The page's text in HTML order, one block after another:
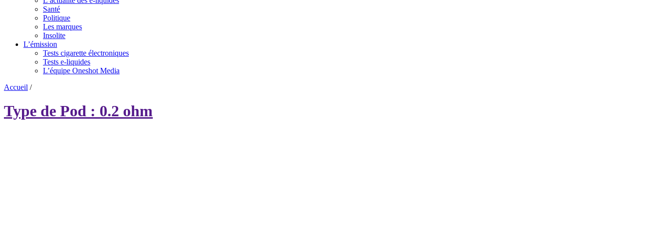
Santé
Politique
Les marques
Insolite
L’émission
Tests cigarette électroniques
Tests e-liquides
L’équipe Oneshot Media
Accueil /
Type de Pod : 0.2 ohm